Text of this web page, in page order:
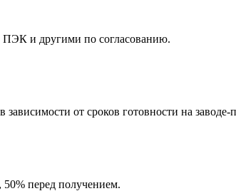
и другими по согласованию.
зависимости от сроков готовности на заводе-
50% перед получением.